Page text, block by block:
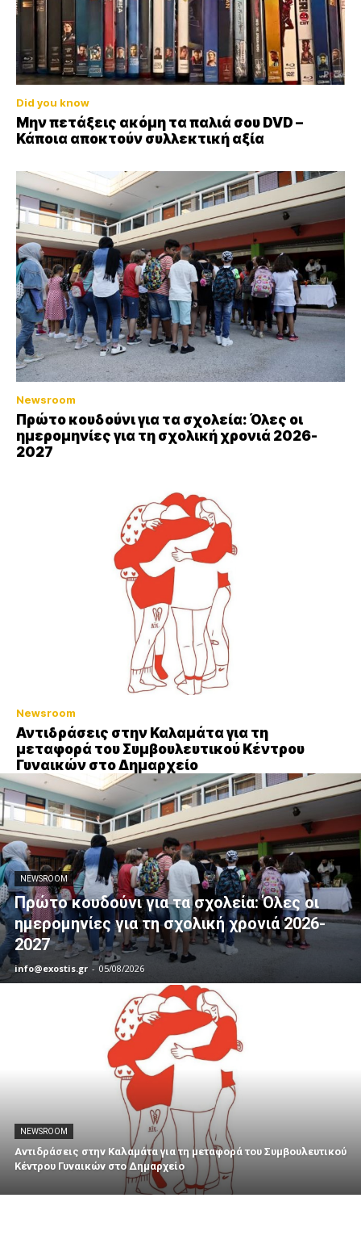
Did you know
Μην πετάξεις ακόμη τα παλιά σου DVD –
Κάποια αποκτούν συλλεκτική αξία
Newsroom
Πρώτο κουδούνι για τα σχολεία: Όλες οι
ημερομηνίες για τη σχολική χρονιά 2026-
2027
Newsroom
Αντιδράσεις στην Καλαμάτα για τη
μεταφορά του Συμβουλευτικού Κέντρου
Γυναικών στο Δημαρχείο
NEWSROOM
Πρώτο κουδούνι για τα σχολεία: Όλες οι
ημερομηνίες για τη σχολική χρονιά 2026-
2027
info@exostis.gr - 05/08/2026
NEWSROOM
Αντιδράσεις στην Καλαμάτα για τη μεταφορά του Συμβουλευτικού
Κέντρου Γυναικών στο Δημαρχείο